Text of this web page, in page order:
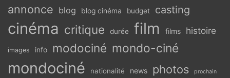
annonce blog blog cinéma budget casting
cinéma critique durée film films histoire
images info modociné mondo-ciné
mondociné nationalité news photos prochain